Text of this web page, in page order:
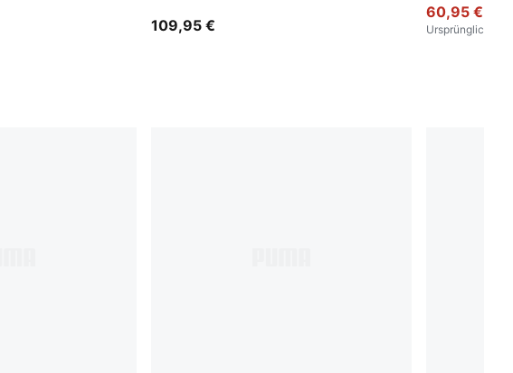
109,95 €
60,95 €
Ursprünglich